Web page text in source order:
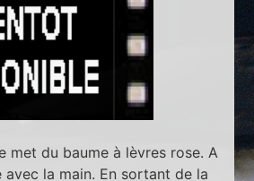
met du baume à lèvres rose. A
la main. En sortant de la